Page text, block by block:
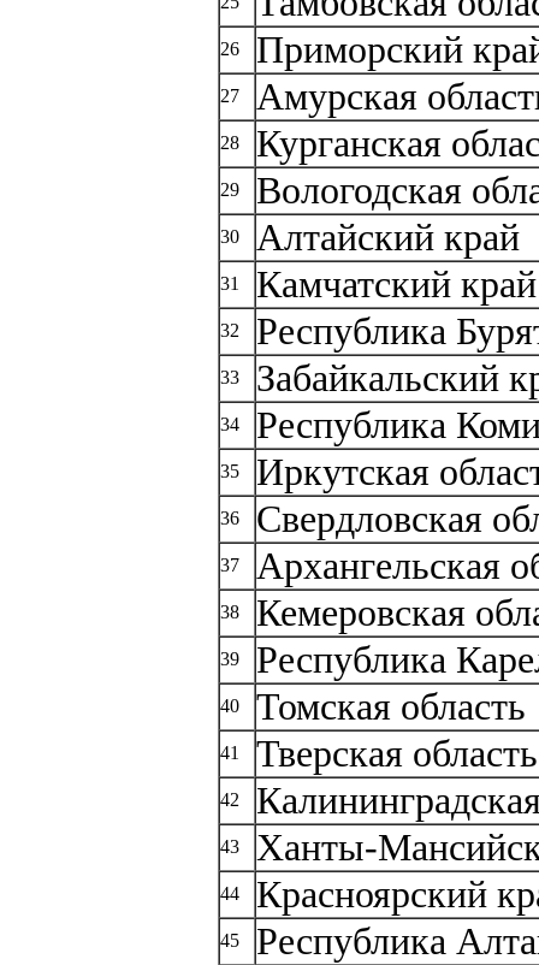
26 Приморский
27 Амурская
28 Курганская
29 Вологодская
30 Алтайский край
31 Камчатский край
32 Республика
33 Забайкальский
34 Республика
35 Иркутская
36 Свердловская
37 Архангельская
38 Кемеровская
39 Республика
40 Томская область
41 Тверская область
42
43 Ханты-
44 Красноярский
45 Республика